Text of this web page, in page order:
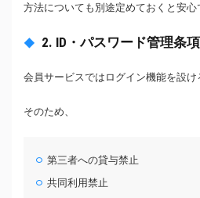
方法についても別途定めておくと安心
2. ID・パスワード管理条項
会員サービスではログイン機能を設け
そのため、
第三者への貸与禁止
共同利用禁止